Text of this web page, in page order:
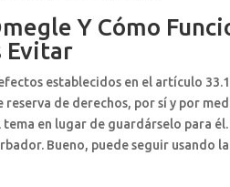
Y Cómo
Evitar
establecidos en el artículo
de derechos, por sí y por
en lugar de guardárselo para
Bueno, puede seguir usando